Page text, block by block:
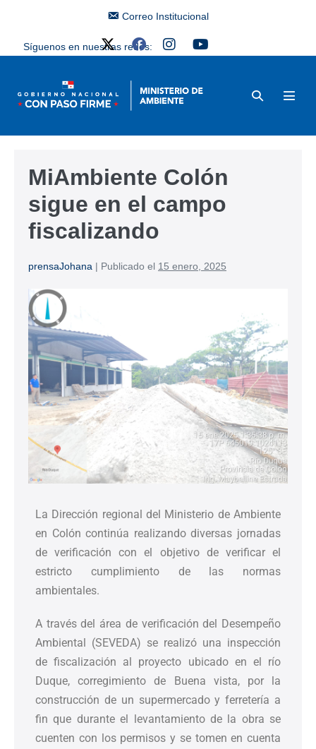
Correo Institucional
Síguenos en nuestras redes:
MiAmbiente Colón
sigue en el campo
fiscalizando
prensaJohana | Publicado el 15 enero, 2025
La Dirección regional del Ministerio de Ambiente
en Colón continúa realizando diversas jornadas
de verificación con el objetivo de verificar el
estricto cumplimiento de las normas
ambientales.
A través del área de verificación del Desempeño
Ambiental (SEVEDA) se realizó una inspección
de fiscalización al proyecto ubicado en el río
Duque, corregimiento de Buena vista, por la
construcción de un supermercado y ferretería a
fin que durante el levantamiento de la obra se
cuenten con los permisos y se tomen en cuenta